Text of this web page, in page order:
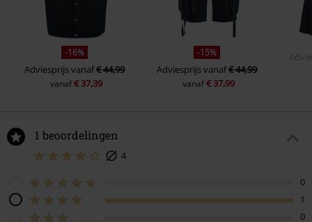
-16%
Adviesprijsvanaf€ 44,99
vanaf€ 37,39
-15%
Adviesprijsvanaf€ 44,99
vanaf€ 37,99
1 beoordelingen
4
0
1
0